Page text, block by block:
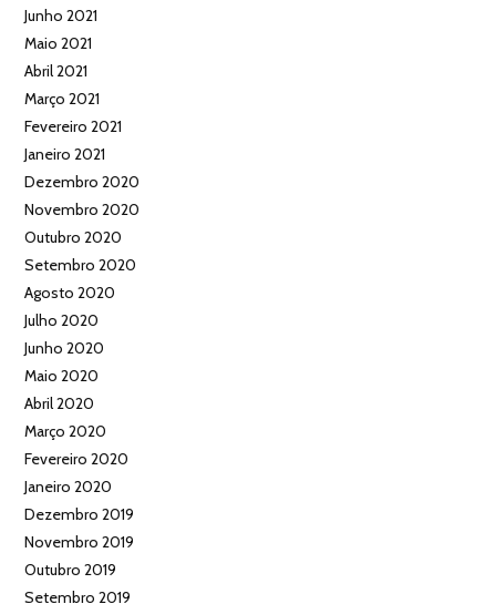
Junho 2021
Maio 2021
Abril 2021
Março 2021
Fevereiro 2021
Janeiro 2021
Dezembro 2020
Novembro 2020
Outubro 2020
Setembro 2020
Agosto 2020
Julho 2020
Junho 2020
Maio 2020
Abril 2020
Março 2020
Fevereiro 2020
Janeiro 2020
Dezembro 2019
Novembro 2019
Outubro 2019
Setembro 2019